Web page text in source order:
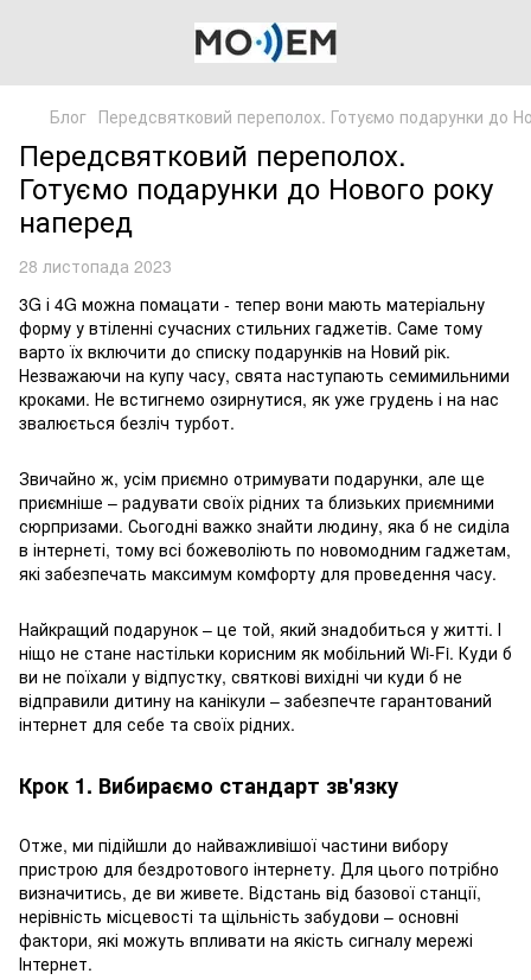
Блог Передсвятковий переполох. Готуємо подарунки до
Передсвятковий переполох.
Готуємо подарунки до Нового року
наперед
28 листопада 2023
3G і 4G можна помацати - тепер вони мають матеріальну
форму у втіленні сучасних стильних гаджетів. Саме тому
варто їх включити до списку подарунків на Новий рік.
Незважаючи на купу часу, свята наступають семимильними
кроками. Не встигнемо озирнутися, як уже грудень і на нас
звалюється безліч турбот.
Звичайно ж, усім приємно отримувати подарунки, але ще
приємніше – радувати своїх рідних та близьких приємними
сюрпризами. Сьогодні важко знайти людину, яка б не сиділа
в інтернеті, тому всі божеволіють по новомодним гаджетам,
які забезпечать максимум комфорту для проведення часу.
Найкращий подарунок – це той, який знадобиться у житті. І
ніщо не стане настільки корисним як мобільний Wi-Fi. Куди б
ви не поїхали у відпустку, святкові вихідні чи куди б не
відправили дитину на канікули – забезпечте гарантований
інтернет для себе та своїх рідних.
Крок 1. Вибираємо стандарт зв'язку
Отже, ми підійшли до найважливішої частини вибору
пристрою для бездротового інтернету. Для цього потрібно
визначитись, де ви живете. Відстань від базової станції,
нерівність місцевості та щільність забудови – основні
фактори, які можуть впливати на якість сигналу мережі
Інтернет.